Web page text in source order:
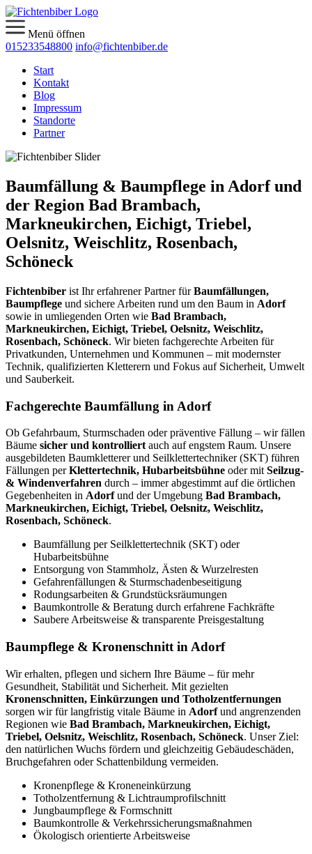
Menü öffnen
015233548800 info@fichtenbiber.de
Start
Kontakt
Blog
Impressum
Standorte
Partner
Baumfällung & Baumpflege in Adorf und
der Region Bad Brambach,
Markneukirchen, Eichigt, Triebel,
Oelsnitz, Weischlitz, Rosenbach,
Schöneck
Fichtenbiber ist Ihr erfahrener Partner fürBaumfällungen,
Baumpflege und sichere Arbeiten rund um den Baum in Adorf
sowie in umliegenden Orten wie Bad Brambach,
Markneukirchen, Eichigt, Triebel, Oelsnitz, Weischlitz,
Rosenbach, Schöneck. Wir bieten fachgerechte Arbeiten für
Privatkunden, Unternehmen und Kommunen – mit modernster
Technik, qualifizierten Kletterern und Fokus auf Sicherheit, Umwelt
und Sauberkeit.
Fachgerechte Baumfällung in Adorf
Ob Gefahrbaum, Sturmschaden oder präventive Fällung – wir fällen
Bäume sicher und kontrolliert auch auf engstem Raum. Unsere
ausgebildeten Baumkletterer und Seilklettertechniker (SKT) führen
Fällungen perKlettertechnik, Hubarbeitsbühne oder mit Seilzug-
& Windenverfahren durch – immer abgestimmt auf die örtlichen
Gegebenheiten in Adorfund der Umgebung Bad Brambach,
Markneukirchen, Eichigt, Triebel, Oelsnitz, Weischlitz,
Rosenbach, Schöneck.
Baumfällung per Seilklettertechnik (SKT) oder
Hubarbeitsbühne
Entsorgung von Stammholz, Ästen & Wurzelresten
Gefahrenfällungen & Sturmschadenbeseitigung
Rodungsarbeiten & Grundstücksräumungen
Baumkontrolle & Beratung durch erfahrene Fachkräfte
Saubere Arbeitsweise & transparente Preisgestaltung
Baumpflege & Kronenschnitt in Adorf
Wir erhalten, pflegen und sichern Ihre Bäume – für mehr
Gesundheit, Stabilität und Sicherheit. Mit gezielten
Kronenschnitten, Einkürzungen und Totholzentfernungen
sorgen wir für langfristig vitale Bäume in Adorfund angrenzenden
Regionen wie Bad Brambach, Markneukirchen, Eichigt,
Triebel, Oelsnitz, Weischlitz, Rosenbach, Schöneck. Unser Ziel:
den natürlichen Wuchs fördern und gleichzeitig Gebäudeschäden,
Bruchgefahren oder Schattenbildung vermeiden.
Kronenpflege & Kroneneinkürzung
Totholzentfernung & Lichtraumprofilschnitt
Jungbaumpflege & Formschnitt
Baumkontrolle & Verkehrssicherungsmaßnahmen
Ökologisch orientierte Arbeitsweise